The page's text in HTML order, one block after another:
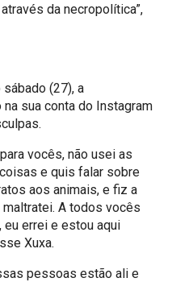
da necropolítica”,
(27), a
sua conta do Instagram
vocês, não usei as
e quis falar sobre
aos animais, e fiz a
A todos vocês
eu errei e estou aqui
Xuxa.
pessoas estão ali e